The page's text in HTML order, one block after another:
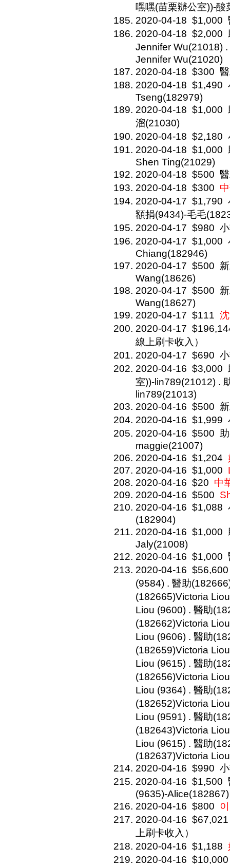
嘿嘿(苗栗辦公室))-酸
2020-04-18 $1,000
2020-04-18 $2,000
Jennifer Wu(21018)
Jennifer Wu(21020)
2020-04-18 $300
2020-04-18 $1,490
Tseng(182979)
2020-04-18 $1,000
溜(21030)
2020-04-18 $2,180
2020-04-18 $1,000
Shen Ting(21029)
2020-04-18 $500
2020-04-18 $300
2020-04-17 $1,790
額捐(9434)-毛毛
2020-04-17 $980
2020-04-17 $1,000
Chiang(182946)
2020-04-17 $500
Wang(18626)
2020-04-17 $500
Wang(18627)
2020-04-17 $111
2020-04-17
線上刷卡收入）
2020-04-17 $690
2020-04-16 $3,000
室))-lin789(21012) .
lin789(21013)
2020-04-16 $500
2020-04-16 $1,999
2020-04-16 $500
maggie(21007)
2020-04-16 $1,204
2020-04-16 $1,000
2020-04-16 $20 中
2020-04-16 $500
2020-04-16 $1,088
(182904)
2020-04-16 $1,000
Jaly(21008)
2020-04-16 $1,000
2020-04-16 $56,600
(9584) . 醫助
(182665)Victoria
Liou (9600) . 醫助
(182662)Victoria
Liou (9606) . 醫助
(182659)Victoria
Liou (9615) . 醫助
(182656)Victoria
Liou (9364) . 醫助
(182652)Victoria
Liou (9591) . 醫助
(182643)Victoria
Liou (9615) . 醫助
(182637)Victoria
2020-04-16 $990
2020-04-16 $1,500
(9635)-Alice(182867)
2020-04-16 $800
2020-04-16 $67,021
上刷卡收入）
2020-04-16 $1,188
2020-04-16 $10,000